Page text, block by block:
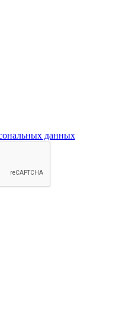
данных